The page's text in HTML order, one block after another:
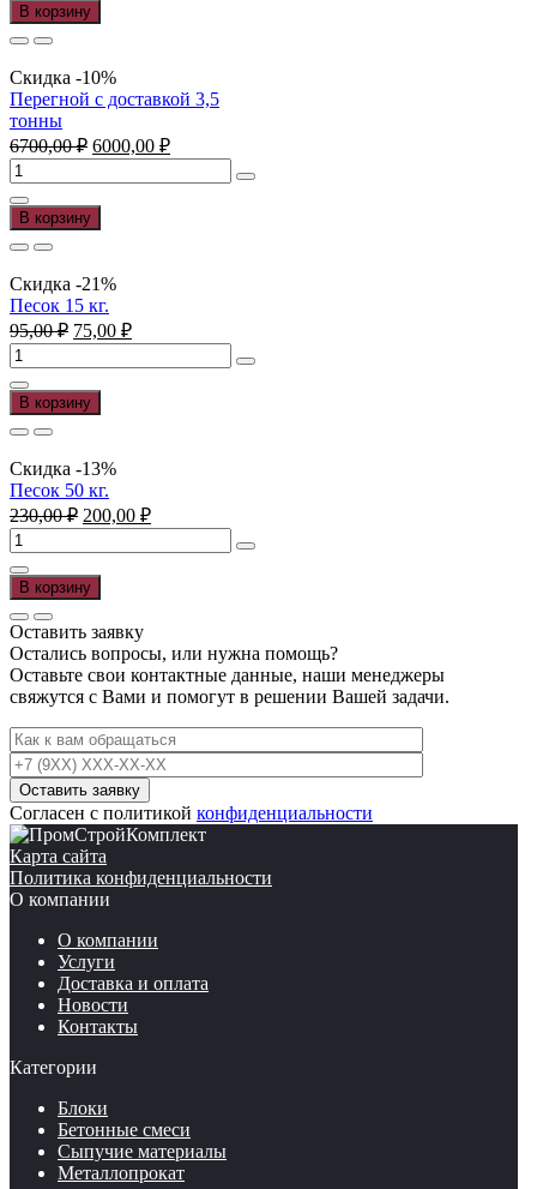
Коровий
навоз
(Коровяк)
с
доставкой
3,5
тонны
В корзину
Скидка -10%
Перегной с доставкой 3,5
тонны
6700,00₽ Первоначальная
цена
составляла
6700,00 ₽.
6000,00 ₽Текущая
цена:
6000,00 ₽.
Количество
товара
Перегной
с
доставкой
3,5
тонны
В корзину
Скидка -21%
Песок 15 кг.
95,00₽ Первоначальная
цена
составляла
95,00 ₽.
75,00 ₽Текущая
цена:
75,00 ₽.
Количество
товара
Песок
15
кг.
В корзину
Скидка -13%
Песок 50 кг.
230,00₽ Первоначальная
цена
составляла
230,00 ₽.
200,00 ₽Текущая
цена:
200,00 ₽.
Количество
товара
Песок
50
кг.
В корзину
Оставить заявку
Остались вопросы, или нужна помощь?
Оставьте свои контактные данные, наши менеджеры
свяжутся с Вами и помогут в решении Вашей задачи.
Согласен с политикой конфиденциальности
Карта сайта
Политика конфиденциальности
О компании
О компании
Услуги
Доставка и оплата
Новости
Контакты
Категории
Блоки
Бетонные смеси
Сыпучие материалы
Металлопрокат